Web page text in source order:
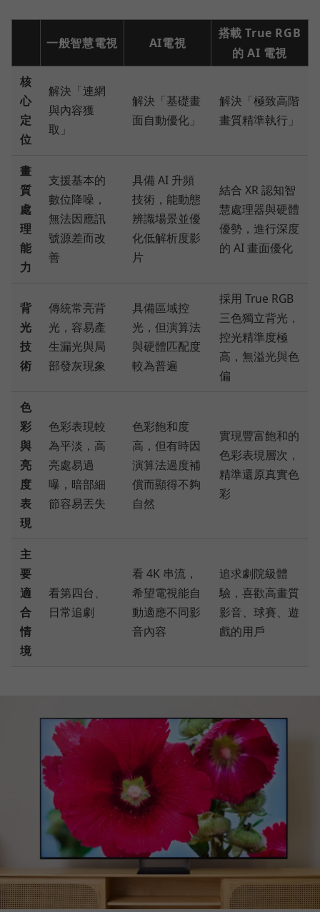
一般智慧電視 AI電視
搭載 True RGB
的 AI 電視
核
心
定
位
解決「連網
與內容獲
取」
解決「基礎畫
面自動優化」
解決「極致高階
畫質精準執行」
畫
質
處
理
能
力
支援基本的
數位降噪，
無法因應訊
號源差而改
善
具備 AI 升頻
技術，能動態
辨識場景並優
化低解析度影
片
結合 XR 認知智
慧處理器與硬體
優勢，進行深度
的 AI 畫面優化
背
光
技
術
傳統常亮背
光，容易產
生漏光與局
部發灰現象
具備區域控
光，但演算法
與硬體匹配度
較為普遍
採用 True RGB
三色獨立背光，
控光精準度極
高，無溢光與色
偏
色
彩
與
亮
度
表
現
色彩表現較
為平淡，高
亮處易過
曝，暗部細
節容易丟失
色彩飽和度
高，但有時因
演算法過度補
償而顯得不夠
自然
實現豐富飽和的
色彩表現層次，
精準還原真實色
彩
主
要
適
合
情
境
看第四台、
日常追劇
看 4K 串流，
希望電視能自
動適應不同影
音內容
追求劇院級體
驗，喜歡高畫質
影音、球賽、遊
戲的用戶